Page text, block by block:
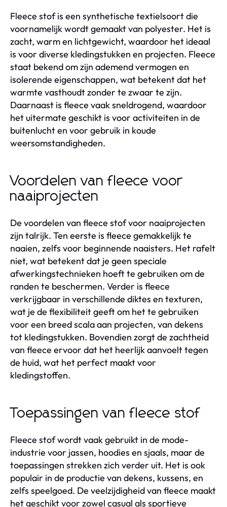
Fleece stof is een synthetische textielsoort die
voornamelijk wordt gemaakt van polyester. Het is
zacht, warm en lichtgewicht, waardoor het ideaal
is voor diverse kledingstukken en projecten. Fleece
staat bekend om zijn ademend vermogen en
isolerende eigenschappen, wat betekent dat het
warmte vasthoudt zonder te zwaar te zijn.
Daarnaast is fleece vaak sneldrogend, waardoor
het uitermate geschikt is voor activiteiten in de
buitenlucht en voor gebruik in koude
weersomstandigheden.
Voordelen van fleece voor
naaiprojecten
De voordelen van fleece stof voor naaiprojecten
zijn talrijk. Ten eerste is fleece gemakkelijk te
naaien, zelfs voor beginnende naaisters. Het rafelt
niet, wat betekent dat je geen speciale
afwerkingstechnieken hoeft te gebruiken om de
randen te beschermen. Verder is fleece
verkrijgbaar in verschillende diktes en texturen,
wat je de flexibiliteit geeft om het te gebruiken
voor een breed scala aan projecten, van dekens
tot kledingstukken. Bovendien zorgt de zachtheid
van fleece ervoor dat het heerlijk aanvoelt tegen
de huid, wat het perfect maakt voor
kledingstoffen.
Toepassingen van fleece stof
Fleece stof wordt vaak gebruikt in de mode-
industrie voor jassen, hoodies en sjaals, maar de
toepassingen strekken zich verder uit. Het is ook
populair in de productie van dekens, kussens, en
zelfs speelgoed. De veelzijdigheid van fleece maakt
het geschikt voor zowel casual als sportieve